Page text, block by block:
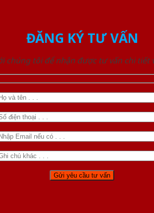
ĐĂNG KÝ TƯ VẤN
chúng tôi để nhận được tư vấn chi tiết